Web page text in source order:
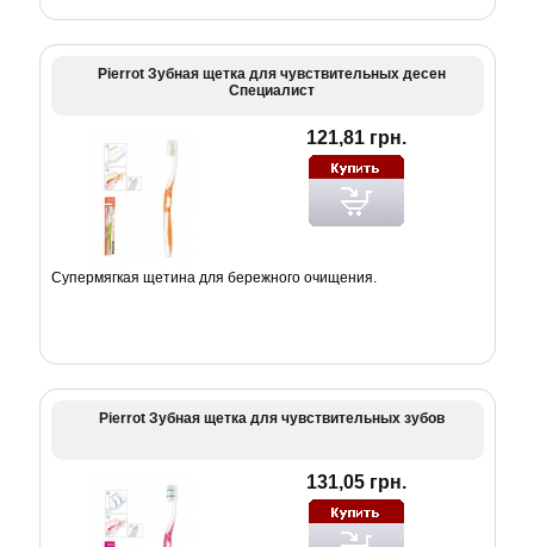
Pierrot Зубная щетка для чувствительных десен
Специалист
121,81 грн.
Супермягкая щетина для бережного очищения.
Pierrot Зубная щетка для чувствительных зубов
131,05 грн.